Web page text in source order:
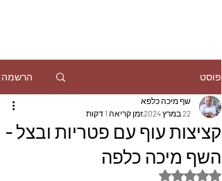
פוסט הרשמה
קציצות עוף עם פטריות ובצל -
השף מיכה כלפה
שף מיכה כלפא
22 במרץ 2024
זמן קריאה 1 דקות
דירוג של NaN מתוך 5 כוכבים